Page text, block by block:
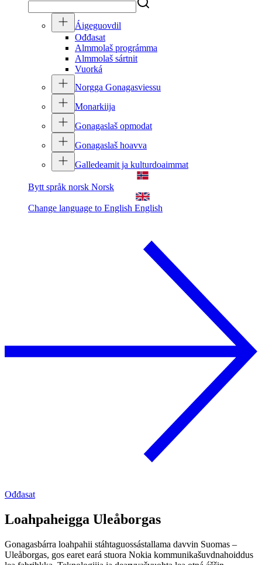
Áigeguovdil
Ođđasat
Almmolaš prográmma
Almmolaš sártnit
Vuorká
Norgga Gonagasviessu
Monarkiija
Gonagaslaš opmodat
Gonagaslaš hoavva
Galledeamit ja kulturdoaimmat
Bytt språk norsk Norsk
Change language to English English
Ođđasat
Loahpaheigga Uleåborgas
Gonagasbárra loahpahii stáhtaguossástallama davvin Suomas –
Uleåborgas, gos earet eará stuora Nokia kommunikašuvdnahoiddus